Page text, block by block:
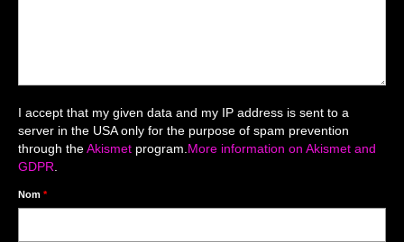
Reportages / Nature morte
Galeries Privées
séance du 25.04.26
I accept that my given data and my IP address is sent to a
server in the USA only for the purpose of spam prevention
through theAkismet program.More information on Akismet and
GDPR.
Nom *